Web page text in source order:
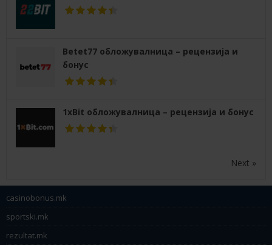
Betet77 обложувалница – рецензија и
бонус
1xBit обложувалница – рецензија и бонус
Next »
casinobonus.mk
sportski.mk
rezultat.mk